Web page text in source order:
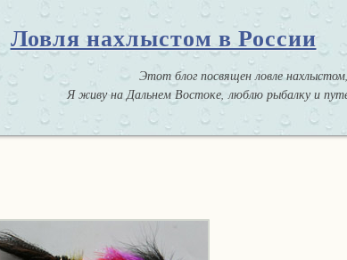
Ловля нахлыстом в России
Этот блог посвящен ловле
Я живу на Дальнем Востоке, люблю рыбалку и